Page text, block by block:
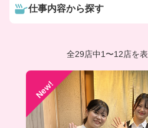
仕事内容から探す
全29店中1 〜12店を
New!